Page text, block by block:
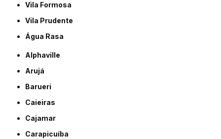
Vila Formosa
Vila Prudente
Água Rasa
Alphaville
Arujá
Barueri
Caieiras
Cajamar
Carapicuíba